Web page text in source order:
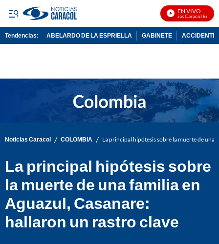
EN VIVO
Noticias Caracol En Vivo
Tendencias: ABELARDO DE LA ESPRIELLA GABINETE ACCIDENTE
Noticias Caracol / COLOMBIA / La principal hipótesis sobre la muerte de una
La principal hipótesis sobre
la muerte de una familia en
Aguazul, Casanare:
hallaron un rastro clave